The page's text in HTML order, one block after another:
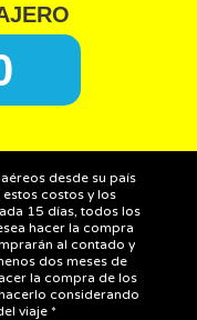
desde su país
costos y los
15 días, todos los
hacer la compra
al contado y
dos meses de
la compra de los
considerando
viaje *